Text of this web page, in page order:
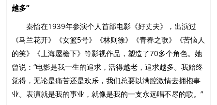
越多”
秦怡在1939年参演个人首部电影《好丈夫》，出演过
《马兰花开》《女篮5号》《林则徐》《青春之歌》《苦恼人
的笑》《上海屋檐下》等影视作品，塑造了70多个角色。她
曾说：“电影是我一生的追求，活得越老，追求越多。我始终
觉得，无论是痛苦还是欢乐，我们总要以满腔激情去拥抱事
业。表演就是我的事业，就像是我的一支永远唱不尽的歌。”